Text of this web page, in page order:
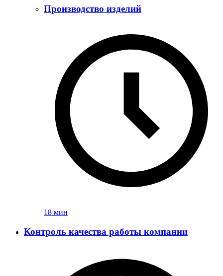
Производство изделий
18 мин
Контроль качества работы компании